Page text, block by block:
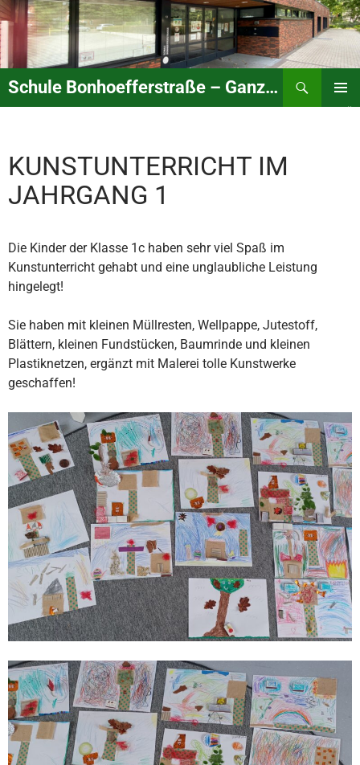
Zum
Inhalt
springen
Schule Bonhoefferstraße – Ganztagsbetreute Schule mit drei Vorschulklassen
Suchen
KUNSTUNTERRICHT IM
JAHRGANG 1
Die Kinder der Klasse 1c haben sehr viel Spaß im
Kunstunterricht gehabt und eine unglaubliche Leistung
hingelegt!
Sie haben mit kleinen Müllresten, Wellpappe, Jutestoff,
Blättern, kleinen Fundstücken, Baumrinde und kleinen
Plastiknetzen, ergänzt mit Malerei tolle Kunstwerke
geschaffen!